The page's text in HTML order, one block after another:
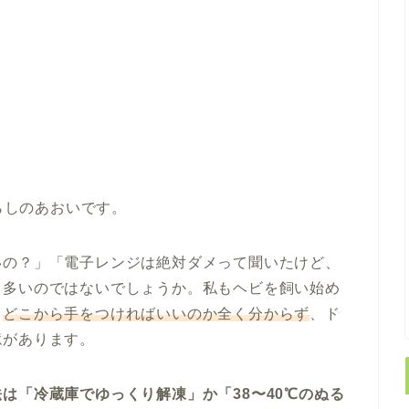
のあおいです。
？」「電子レンジは絶対ダメって聞いたけど、
いのではないでしょうか。私もヘビを飼い始め
どこから手をつければいいのか全く分からず 、ド
あります。
「冷蔵庫でゆっくり解凍」か「38〜40℃のぬる